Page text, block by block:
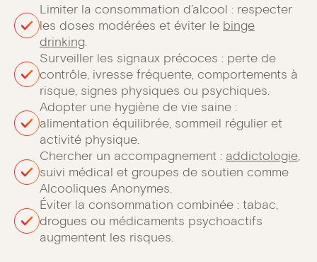
Limiter la consommation d’alcool : respecter
les doses modérées et éviter le binge
drinking.
Surveiller les signaux précoces : perte de
contrôle, ivresse fréquente, comportements à
risque, signes physiques ou psychiques.
Adopter une hygiène de vie saine :
alimentation équilibrée, sommeil régulier et
activité physique.
Chercher un accompagnement : addictologie,
suivi médical et groupes de soutien comme
Alcooliques Anonymes.
Éviter la consommation combinée : tabac,
drogues ou médicaments psychoactifs
augmentent les risques.